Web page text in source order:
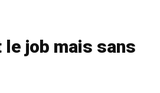
job mais sans